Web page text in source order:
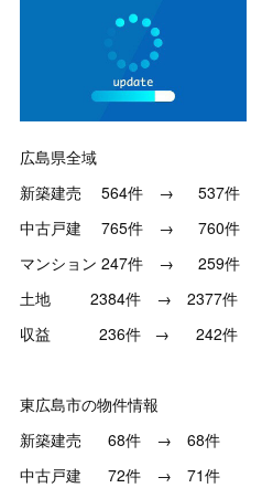
広島県全域
新築建売 564件 → 537件
中古戸建 765件 → 760件
マンション 247件 → 259件
土地 2384件 → 2377件
収益 236件 → 242件
東広島市の物件情報
新築建売 68件 → 68件
中古戸建 72件 → 71件